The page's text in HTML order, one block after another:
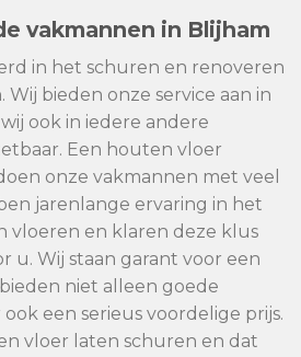
vakmannen in Blijham
in het schuren en renoveren
bieden onze service aan in
ook in iedere andere
Een houten vloer
onze vakmannen met veel
jarenlange ervaring in het
vloeren en klaren deze klus
u. Wij staan garant voor een
niet alleen goede
een serieus voordelige prijs.
vloer laten schuren en dat